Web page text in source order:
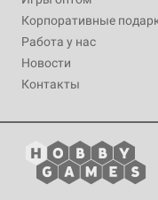
Корпоративные
Работа у нас
Новости
Контакты